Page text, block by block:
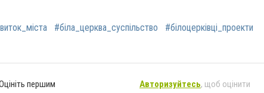
#біла_церква_суспільство
#білоцерківці_проекти
першим Авторизуйтесь, щоб оцінити